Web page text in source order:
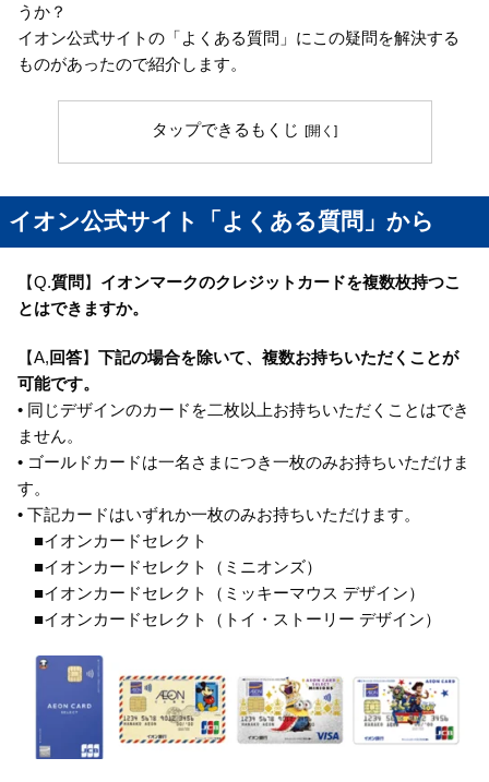
うか？
イオン公式サイトの「よくある質問」にこの疑問を解決する
ものがあったので紹介します。
タップできるもくじ
イオン公式サイト「よくある質問」から
【Q.質問 】 イオンマークのクレジットカードを複数枚持つこ
とはできますか。
【A, 回答】 下記の場合を除いて、複数お持ちいただくことが
可能です。
• 同じデザインのカードを二枚以上お持ちいただくことはでき
ません。
• ゴールドカードは一名さまにつき一枚のみお持ちいただけま
す。
• 下記カードはいずれか一枚のみお持ちいただけます。
■イオンカードセレクト
■イオンカードセレクト（ミニオンズ）
■イオンカードセレクト（ミッキーマウス デザイン）
■イオンカードセレクト（トイ・ストーリー デザイン）